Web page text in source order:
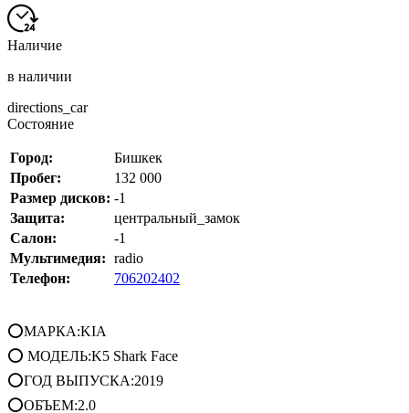
Наличие
в наличии
directions_car
Состояние
Город:
Бишкек
Пробег:
132 000
Размер дисков: -1
Защита:
центральный_замок
Салон:
-1
Мультимедия: radio
Телефон:
706202402
⭕МАРКА:KIA
⭕ МОДЕЛЬ:K5 Shark Face
⭕ГОД ВЫПУСКА:2019
⭕ОБЪЕМ:2.0